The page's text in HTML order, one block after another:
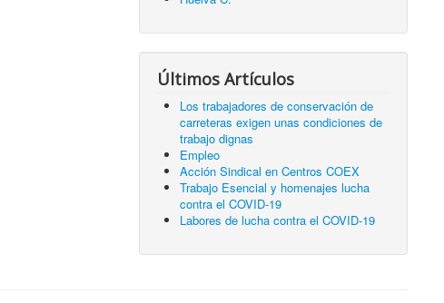
Últimos Artículos
Los trabajadores de conservación de
carreteras exigen unas condiciones de
trabajo dignas
Empleo
Acción Sindical en Centros COEX
Trabajo Esencial y homenajes lucha
contra el COVID-19
Labores de lucha contra el COVID-19